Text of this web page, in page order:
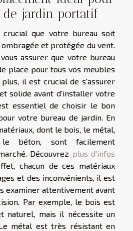
jardin portatif
que votre bureau soit
et protégée du vent.
assurer que votre bureau
place pour tous vos meubles
il est crucial de s'assurer
solide avant d'installer votre
essentiel de choisir le bon
votre bureau de jardin. En
dont le bois, le métal,
béton, sont facilement
Découvrez plus d'infos
chacun de ces matériaux
et des inconvénients, il est
examiner attentivement avant
Par exemple, le bois est
naturel, mais il nécessite un
métal est très résistant en